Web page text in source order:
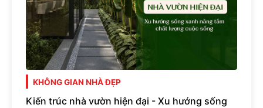
KHÔNG GIAN NHÀ ĐẸP
Kiến trúc nhà vườn hiện đại - Xu hướng sống